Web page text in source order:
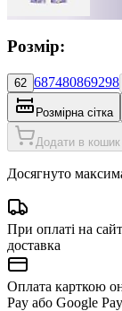
Розмір:
62 687480869298
Розмірна сітка
Додати в кошик
Досягнуто
При оплаті на
доставка
Оплата карткою
Pay або Google Pay